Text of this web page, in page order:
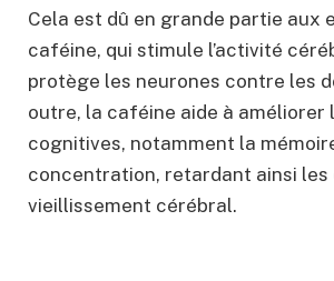
Cela est dû en grande partie aux
caféine, qui stimule l’activité
protège les neurones contre les
outre, la caféine aide à améliorer
cognitives, notamment la
concentration, retardant ainsi
vieillissement cérébral.